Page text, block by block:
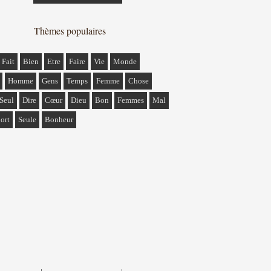
Thèmes populaires
Fait Bien Etre Faire Vie Monde
Homme Gens Temps Femme Chose
Seul Dire Cœur Dieu Bon Femmes Mal
Seule Bonheur